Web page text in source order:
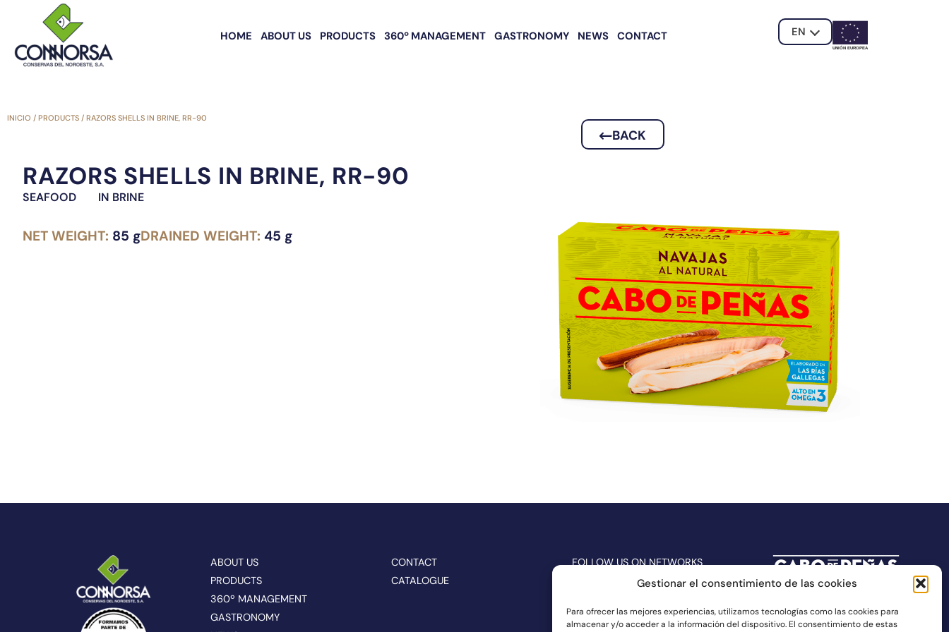
Gestionar el consentimiento de las cookies
Para ofrecer las mejores experiencias, utilizamos tecnologías como las cookies para
almacenar y/o acceder a la información del dispositivo. El consentimiento de estas
HOME ABOUT US PRODUCTS 360º MANAGEMENT GASTRONOMY NEWS CONTACT EN
UNIÓN EUROPEA
INICIO / PRODUCTS / RAZORS SHELLS IN BRINE, RR-90
BACK
RAZORS SHELLS IN BRINE, RR-90
SEAFOOD IN BRINE
NET WEIGHT: 85 gDRAINED WEIGHT: 45 g
ABOUT US
PRODUCTS
360º MANAGEMENT
GASTRONOMY
CONTACT
CATALOGUE
FOLLOW US ON NETWORKS